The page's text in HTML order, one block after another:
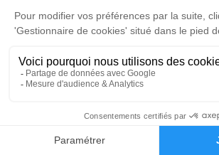
Faire-part
mercredi 12 avril 2023 à 16h00
Crématorium de Corné de
Zone d'activité Anjou Actiparc
Je